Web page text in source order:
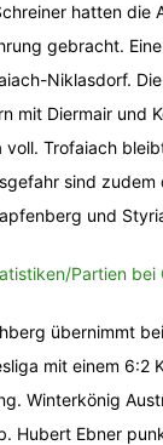
hatten die
gebracht.
Niklasdorf.
mit Diermair und
voll. Trofaiach
sind
und
Partien bei
übernimmt
mit einem 6:2
Winterkönig
Hubert Ebner